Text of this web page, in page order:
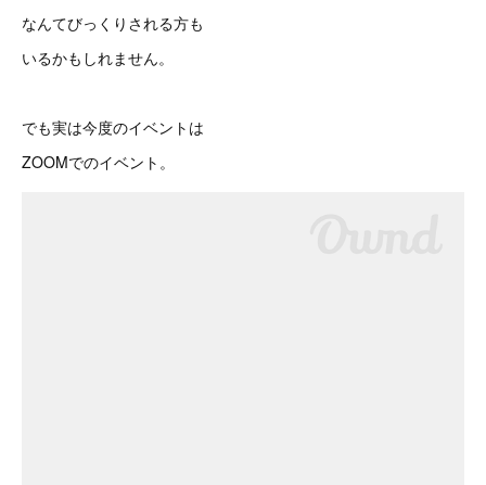
なんてびっくりされる方も
いるかもしれません。
でも実は今度のイベントは
ZOOMでのイベント。